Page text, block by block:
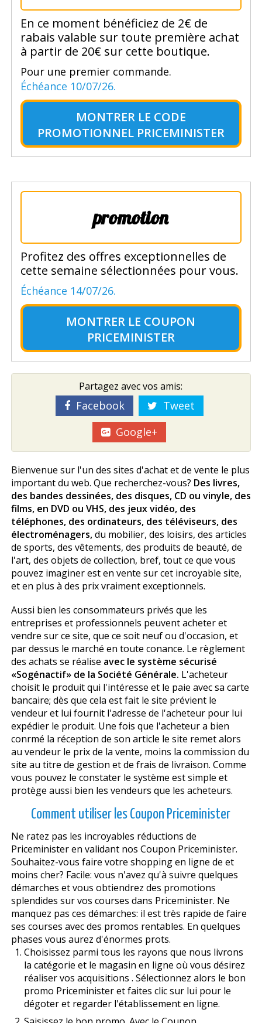
En ce moment bénéficiez de 2€ de
rabais valable sur toute première achat
à partir de 20€ sur cette boutique.
Pour une premier commande.
Échéance 10/07/26.
MONTRER LE CODE
PROMOTIONNEL PRICEMINISTER
promotion
Profitez des offres exceptionnelles de
cette semaine sélectionnées pour vous.
Échéance 14/07/26.
MONTRER LE COUPON
PRICEMINISTER
Partagez avec vos amis:
Facebook
Tweet
Google+
Bienvenue sur l'un des sites d'achat et de vente le plus
important du web. Que recherchez-vous? Des livres,
des bandes dessinées, des disques, CD ou vinyle, des
films, en DVD ou VHS, des jeux vidéo, des
téléphones, des ordinateurs, des téléviseurs, des
électroménagers,du mobilier, des loisirs, des articles
de sports, des vêtements, des produits de beauté, de
l'art, des objets de collection, bref, tout ce que vous
pouvez imaginer est en vente sur cet incroyable site,
et en plus à des prix vraiment exceptionnels.
Aussi bien les consommateurs privés que les
entreprises et professionnels peuvent acheter et
vendre sur ce site, que ce soit neuf ou d'occasion, et
par dessus le marché en toute confiance. Le règlement
des achats se réalise avec le système sécurisé
«Sogénactif» de la Société Générale. L'acheteur
choisit le produit qui l'intéresse et le paie avec sa carte
bancaire; dès que cela est fait le site prévient le
vendeur et lui fournit l'adresse de l'acheteur pour lui
expédier le produit. Une fois que l'acheteur a bien
confirmé la réception de son article le site remet alors
au vendeur le prix de la vente, moins la commission du
site au titre de gestion et de frais de livraison. Comme
vous pouvez le constater le système est simple et
protège aussi bien les vendeurs que les acheteurs.
Comment utiliser les Coupon Priceminister
Ne ratez pas les incroyables réductions de
Priceminister en validant nos Coupon Priceminister.
Souhaitez-vous faire votre shopping en ligne de et
moins cher? Facile: vous n'avez qu'à suivre quelques
démarches et vous obtiendrez des promotions
splendides sur vos courses dans Priceminister. Ne
manquez pas ces démarches: il est très rapide de faire
ses courses avec des promos rentables. En quelques
phases vous aurez d'énormes profits.
Choisissez parmi tous les rayons que nous livrons
la catégorie et le magasin en ligne où vous désirez
réaliser vos acquisitions . Sélectionnez alors le bon
promo Priceminister et faites clic sur lui pour le
dégoter et regarder l'établissement en ligne.